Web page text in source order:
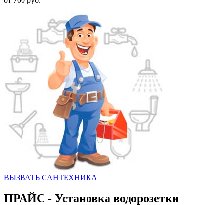
ВЫЗВАТЬ CАНТЕХНИКА
ПРАЙС - Установка водорозетки